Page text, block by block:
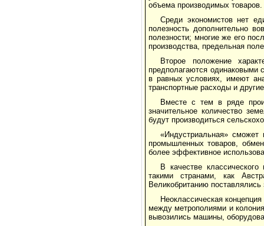
объема производимых товаров.
Среди экономистов нет
полезность дополнительно
полезности; многие же его
производства, предельная
Второе положение
предполагаются одинаковыми
в равных условиях, имеют
транспортные расходы и
Вместе с тем в ряде
значительное количество
будут производиться
«Индустриальная»
промышленных товаров,
более эффективное
В качестве
такими странами, как
Великобританию
Неоклассическая
между метрополиями и
вывозились машины,